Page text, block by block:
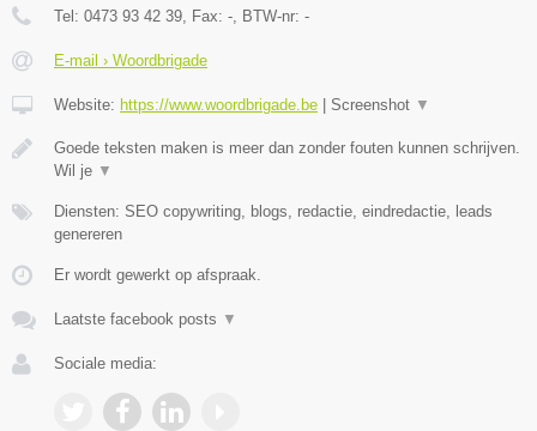
Tel: 0473 93 42 39, Fax: -, BTW-nr: -
E-mail › Woordbrigade
Website: https://www.woordbrigade.be Screenshot ▼
Goede teksten maken is meer dan zonder fouten kunnen schrijven.
Wil je ▼
Diensten: SEO copywriting, blogs, redactie, eindredactie, leads
genereren
Er wordt gewerkt op afspraak.
Laatste facebook posts ▼
Sociale media: